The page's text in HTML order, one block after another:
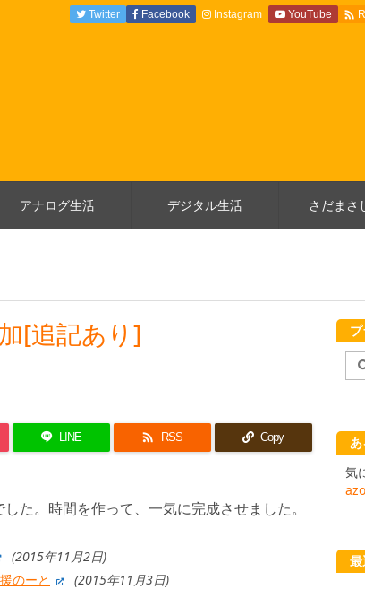
アナログ生活 デジタル生活 さだまさ
Twitter Facebook Instagram YouTube 
[追記あり]
LINE  RSS Copy
た。時間を作って、一気に完成させました。
(2015年11月2日)
のーと
(2015年11月3日)
気
最